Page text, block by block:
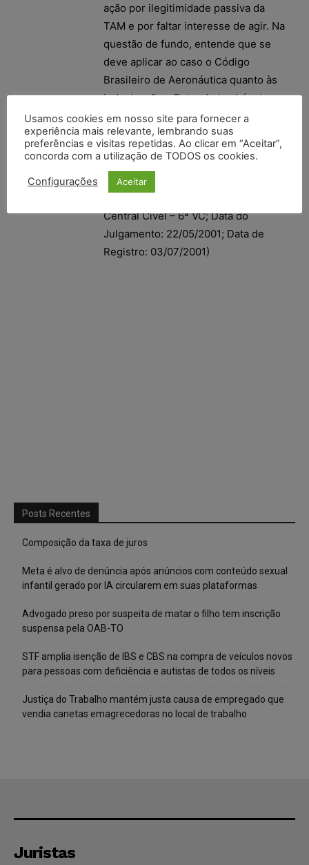
ação por ilegitimidade passiva da
TAM e por faltar interesse de agir. Na
questão de fundo, entende que se
deve aplicar ao caso o Código
Brasileiro de Aeronáutica quanto às
indenizações. Entende também ter
ocorrido culpa exclusiva de terceiro.
(TJSP; Apelação Com Revisão
9039347-87.2000.8.26.0000; Relator
(a): Vicente Miranda; Órgão Julgador:
Central Cível – 6ª VC; Data do
Julgamento: 22/05/2001; Data de
Registro: 03/07/2001)
Posts Recentes
Composição da taxa de juros
Meta é alvo de denúncia após anúncios com conteúdo sexual
infantil gerado por IA circularem em suas plataformas
Advogado preso por suspeita de matar o filho tem inscrição
suspensa pela OAB-TO
STF amplia isenção de IBS e CBS na compra de veículos novos
para pessoas com deficiência e autistas de todos os níveis
Justiça do Trabalho mantém justa causa de empregado que
vendia canetas emagrecedoras no local de trabalho
Juristas
Usamos cookies em nosso site para fornecer a
experiência mais relevante, lembrando suas
preferências e visitas repetidas. Ao clicar em “Aceitar”,
concorda com a utilização de TODOS os cookies.
Configurações Aceitar